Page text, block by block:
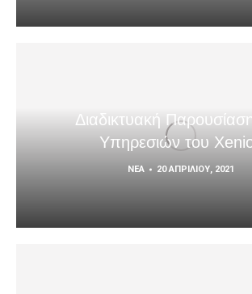
Διαδικτυακή
Υπηρεσιών του
ΝΈΑ 20 ΑΠΡΙΛΊΟΥ, 2021